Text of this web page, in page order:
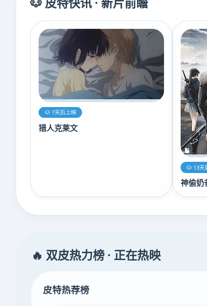
🐶 7天后上映
猎人克莱文
🐶 13天
神偷奶
🔥 双皮热力榜 · 正在热映
皮特热荐榜